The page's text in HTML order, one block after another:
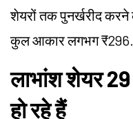
शेयरों तक पुनर्खरीद करने
कुल आकार लगभग
लाभांश शेयर
हो रहे हैं